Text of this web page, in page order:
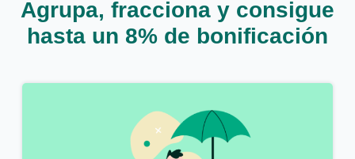
Agrupa, fracciona y consigue
hasta un 8% de bonificación